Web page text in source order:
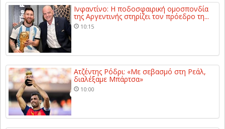
Ινφαντίνο: Η ποδοσφαιρική ομοσπονδία
της Αργεντινής στηρίζει τον πρόεδρο τη...
10:15
Ατζέντης Ρόδρι: «Με σεβασμό στη Ρεάλ,
διαλέξαμε Μπάρτσα»
10:00